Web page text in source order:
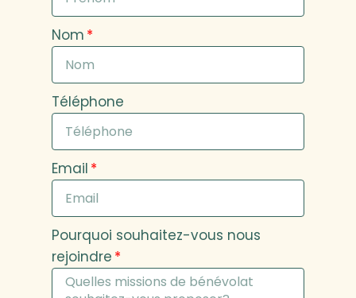
Nom
Téléphone
Email
Pourquoi souhaitez-vous nous
rejoindre